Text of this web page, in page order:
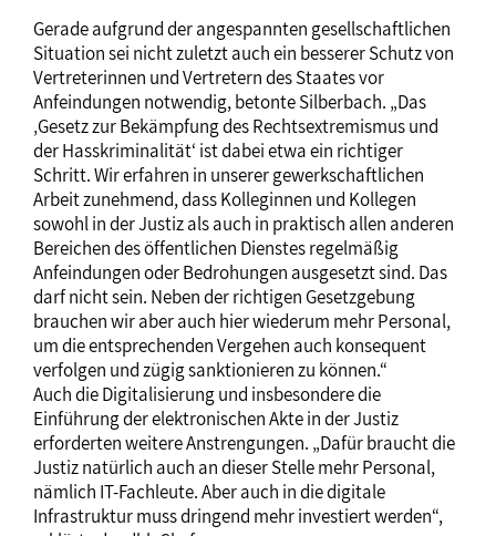
Gerade aufgrund der angespannten gesellschaftlichen
Situation sei nicht zuletzt auch ein besserer Schutz von
Vertreterinnen und Vertretern des Staates vor
Anfeindungen notwendig, betonte Silberbach. „Das
‚Gesetz zur Bekämpfung des Rechtsextremismus und
der Hasskriminalität‘ ist dabei etwa ein richtiger
Schritt. Wir erfahren in unserer gewerkschaftlichen
Arbeit zunehmend, dass Kolleginnen und Kollegen
sowohl in der Justiz als auch in praktisch allen anderen
Bereichen des öffentlichen Dienstes regelmäßig
Anfeindungen oder Bedrohungen ausgesetzt sind. Das
darf nicht sein. Neben der richtigen Gesetzgebung
brauchen wir aber auch hier wiederum mehr Personal,
um die entsprechenden Vergehen auch konsequent
verfolgen und zügig sanktionieren zu können.“
Auch die Digitalisierung und insbesondere die
Einführung der elektronischen Akte in der Justiz
erforderten weitere Anstrengungen. „Dafür braucht die
Justiz natürlich auch an dieser Stelle mehr Personal,
nämlich IT-Fachleute. Aber auch in die digitale
Infrastruktur muss dringend mehr investiert werden“,